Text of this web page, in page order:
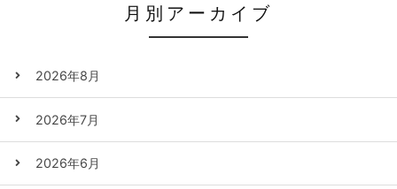
月別アーカイブ
2026年8月
2026年7月
2026年6月